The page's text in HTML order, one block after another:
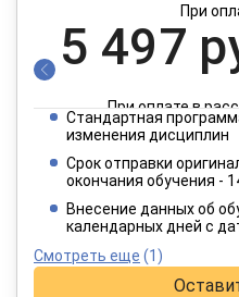
При
5 497
При оплате в
2 749
При оплате в
Стандартная
изменения дисциплин
Срок отправки
окончания обучения -
Внесение данных об
календарных дней с
Смотреть еще (1)